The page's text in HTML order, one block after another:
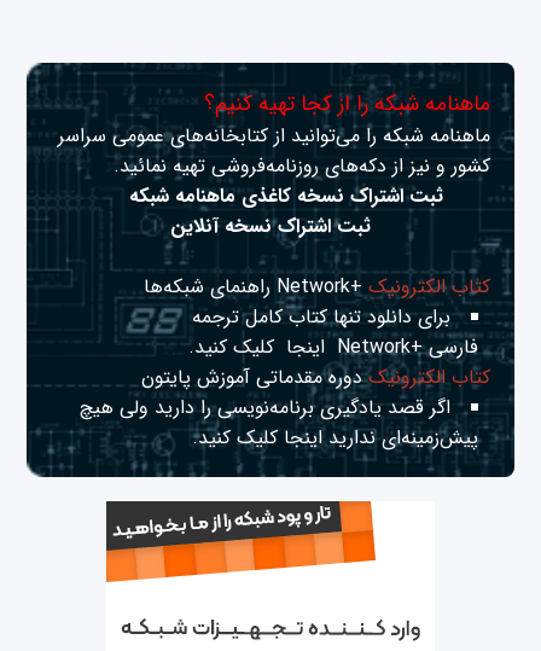
ماهنامه شبکه را از کجا تهیه کنیم؟
ماهنامه شبکه را می‌توانید از کتابخانه‌های عمومی سراسر
کشور و نیز از دکه‌های روزنامه‌فروشی تهیه نمائید.
ثبت اشتراک نسخه کاغذی ماهنامه شبکه
ثبت اشتراک نسخه آنلاین
کتاب الکترونیک+Network راهنمای شبکه‌ها
برای دانلود تنها کتاب کامل ترجمه
فارسی +Network
اینجا کلیک کنید.
کتاب الکترونیکدوره مقدماتی آموزش پایتون
اگر قصد یادگیری برنامه‌نویسی را دارید ولی هیچ
پیش‌زمینه‌ای نداریداینجا کلیک کنید.